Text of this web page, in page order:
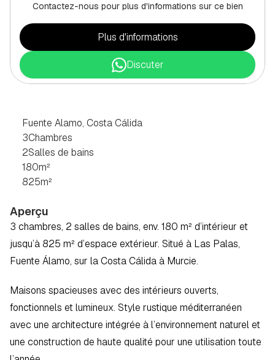
Contactez-nous pour plus d'informations sur ce bien
Plus d'informations
Discuter
Fuente Alamo, Costa Cálida
3Chambres
2Salles de bains
180m²
825m²
Aperçu
3 chambres, 2 salles de bains, env. 180 m² d’intérieur et
jusqu’à 825 m² d’espace extérieur. Situé à Las Palas,
Fuente Álamo, sur la Costa Cálida à Murcie.
Maisons spacieuses avec des intérieurs ouverts,
fonctionnels et lumineux. Style rustique méditerranéen
avec une architecture intégrée à l’environnement naturel et
une construction de haute qualité pour une utilisation toute